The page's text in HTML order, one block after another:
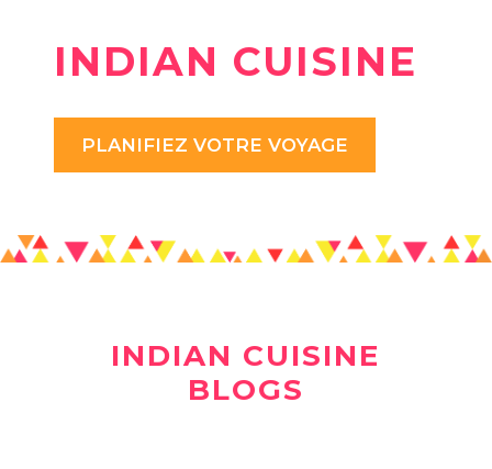
INDIAN CUISINE
PLANIFIEZ VOTRE VOYAGE
INDIAN CUISINE
BLOGS